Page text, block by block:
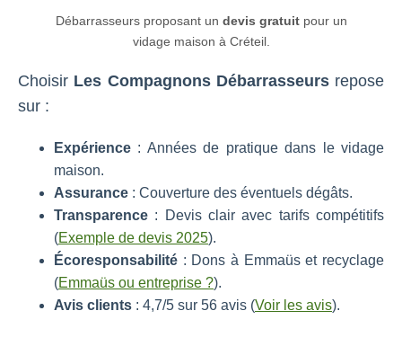
Débarrasseurs proposant un devis gratuitpour un
vidage maison à Créteil.
Choisir Les Compagnons Débarrasseursrepose
sur :
Expérience : Années de pratique dans le vidage
maison.
Assurance : Couverture des éventuels dégâts.
Transparence : Devis clair avec tarifs compétitifs
(Exemple de devis 2025).
Écoresponsabilité : Dons à Emmaüs et recyclage
(Emmaüs ou entreprise ?).
Avis clients : 4,7/5 sur 56 avis (Voir les avis).